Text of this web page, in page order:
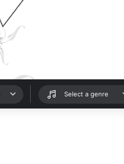
Select a genre